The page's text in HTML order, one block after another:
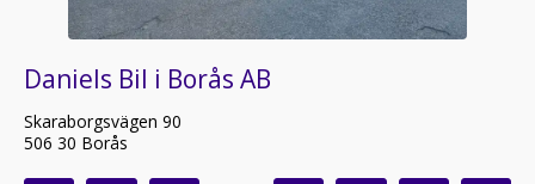
Daniels Bil i Borås AB
Skaraborgsvägen 90
506 30 Borås